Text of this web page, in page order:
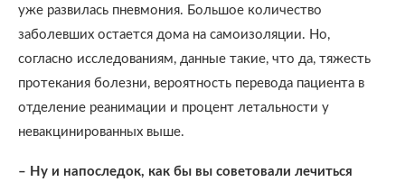
уже развилась пневмония. Большое количество
заболевших остается дома на самоизоляции. Но,
согласно исследованиям, данные такие, что да, тяжесть
протекания болезни, вероятность перевода пациента в
отделение реанимации и процент летальности у
невакцинированных выше.
– Ну и напоследок, как бы вы советовали лечиться